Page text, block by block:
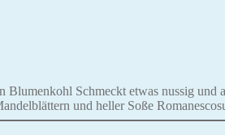
Blumenkohl Schmeckt etwas nussig
und heller Soße